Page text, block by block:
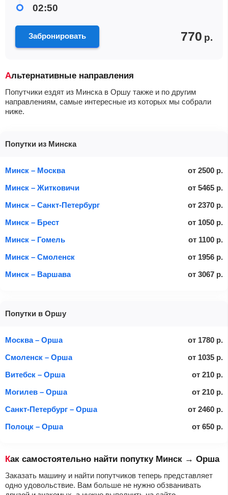
02:50
Забронировать 770 р.
Альтернативные направления
Попутчики ездят из Минска в Оршу также и по другим
направлениям, самые интересные из которых мы собрали
ниже.
Попутки из Минска
Минск – Москва от 2500 р.
Минск – Житковичи
от 5465 р.
Минск – Санкт-Петербург
от 2370 р.
Минск – Брест
от 1050 р.
Минск – Гомель
от 1100 р.
Минск – Смоленск
от 1956 р.
Минск – Варшава
от 3067 р.
Попутки в Оршу
Москва – Орша от 1780 р.
Смоленск – Орша
от 1035 р.
Витебск – Орша
от 210 р.
Могилев – Орша
от 210 р.
Санкт-Петербург – Орша
от 2460 р.
Полоцк – Орша
от 650 р.
Как самостоятельно найти попутку Минск → Орша
Заказать машину и найти попутчиков теперь представляет
одно удовольствие. Вам больше не нужно обзванивать